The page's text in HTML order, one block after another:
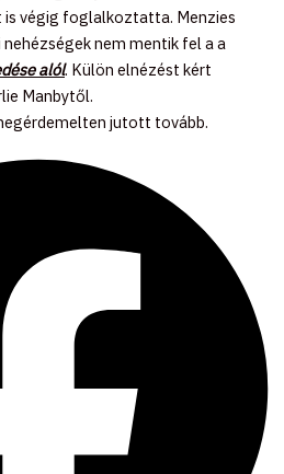
végig foglalkoztatta. Menzies
nem mentik fel a a
alól. Külön elnézést kért
Manbytől.
jutott tovább.